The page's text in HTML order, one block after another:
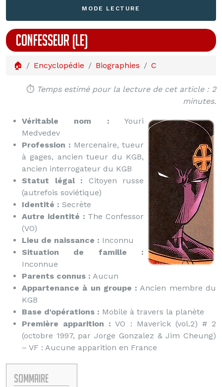
MODE LECTURE
CONFESSEUR (LE)
🏠 Encyclopédie Biographies C
⏱️ Temps estimé pour la lecture de cet article : 2
minutes.
Véritable nom : Youri
Medvedev
Profession : Mercenaire, tueur
à gages, ancien tueur du KGB,
ancien interrogateur du KGB
Statut légal : Citoyen russe
(autrefois soviétique)
Identité : Secrète
Autre identité : The Confessor
(VO)
Lieu de naissance : Inconnu
Situation de famille :
Inconnue
Parents connus : Aucun
Appartenance à un groupe : Ancien membre du
KGB
Base d'opérations : Mobile à travers la planète
Première apparition : VO : Maverick (vol.2) # 2
(octobre 1997, par Jorge Gonzalez & Jim Cheung)
– VF : Aucune apparition en France
Sommaire